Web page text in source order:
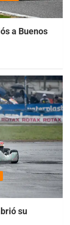
a Buenos
su